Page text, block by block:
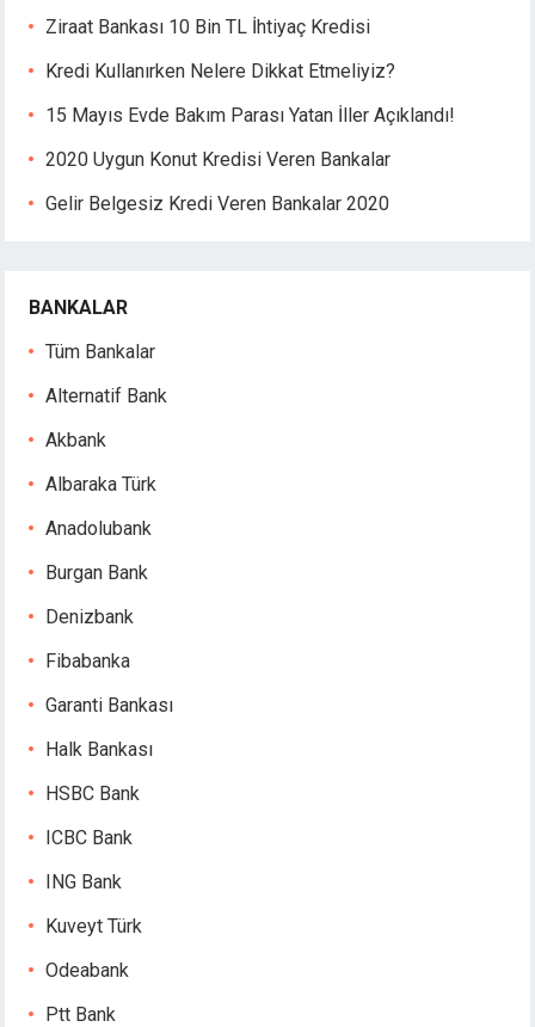
Forum
giriş
giriş
giriş
giriş
güncel giriş
giriş
giriş
Ziraat Bankası 10 Bin TL İhtiyaç Kredisi
Kredi Kullanırken Nelere Dikkat Etmeliyiz?
15 Mayıs Evde Bakım Parası Yatan İller Açıklandı!
2020 Uygun Konut Kredisi Veren Bankalar
Gelir Belgesiz Kredi Veren Bankalar 2020
BANKALAR
Tüm Bankalar
Alternatif Bank
Akbank
Albaraka Türk
Anadolubank
Burgan Bank
Denizbank
Fibabanka
Garanti Bankası
Halk Bankası
HSBC Bank
ICBC Bank
ING Bank
Kuveyt Türk
Odeabank
Ptt Bank